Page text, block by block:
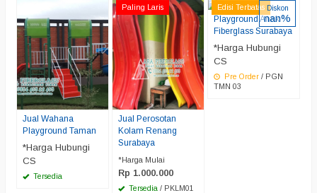
Jual Wahana
Playground Taman
*Harga Hubungi
CS
Tersedia
Paling Laris
Jual Perosotan
Kolam Renang
Surabaya
*Harga Mulai
Rp 1.000.000
Tersedia / PKLM01
Edisi Terbatas Diskon
nan%
Playground Anak
Fiberglass Surabaya
*Harga Hubungi
CS
Pre Order / PGN
TMN 03